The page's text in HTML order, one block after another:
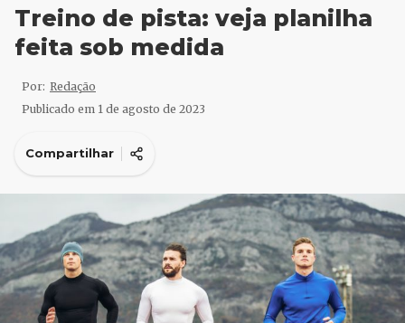
Treino de pista: veja planilha
feita sob medida
Por: Redação
Publicado em 1 de agosto de 2023
Compartilhar